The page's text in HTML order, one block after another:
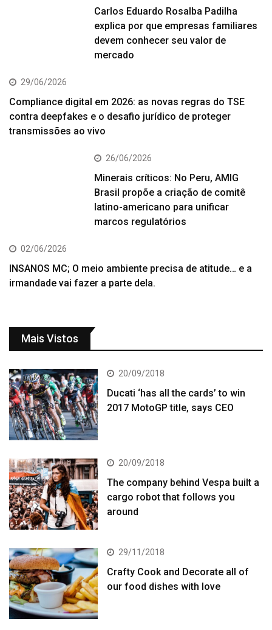
Carlos Eduardo Rosalba Padilha
explica por que empresas familiares
devem conhecer seu valor de
mercado
29/06/2026
Compliance digital em 2026: as novas regras do TSE
contra deepfakes e o desafio jurídico de proteger
transmissões ao vivo
26/06/2026
Minerais críticos: No Peru, AMIG
Brasil propõe a criação de comitê
latino-americano para unificar
marcos regulatórios
02/06/2026
INSANOS MC; O meio ambiente precisa de atitude… e a
irmandade vai fazer a parte dela.
Mais Vistos
20/09/2018
Ducati ‘has all the cards’ to win
2017 MotoGP title, says CEO
20/09/2018
The company behind Vespa built a
cargo robot that follows you
around
29/11/2018
Crafty Cook and Decorate all of
our food dishes with love